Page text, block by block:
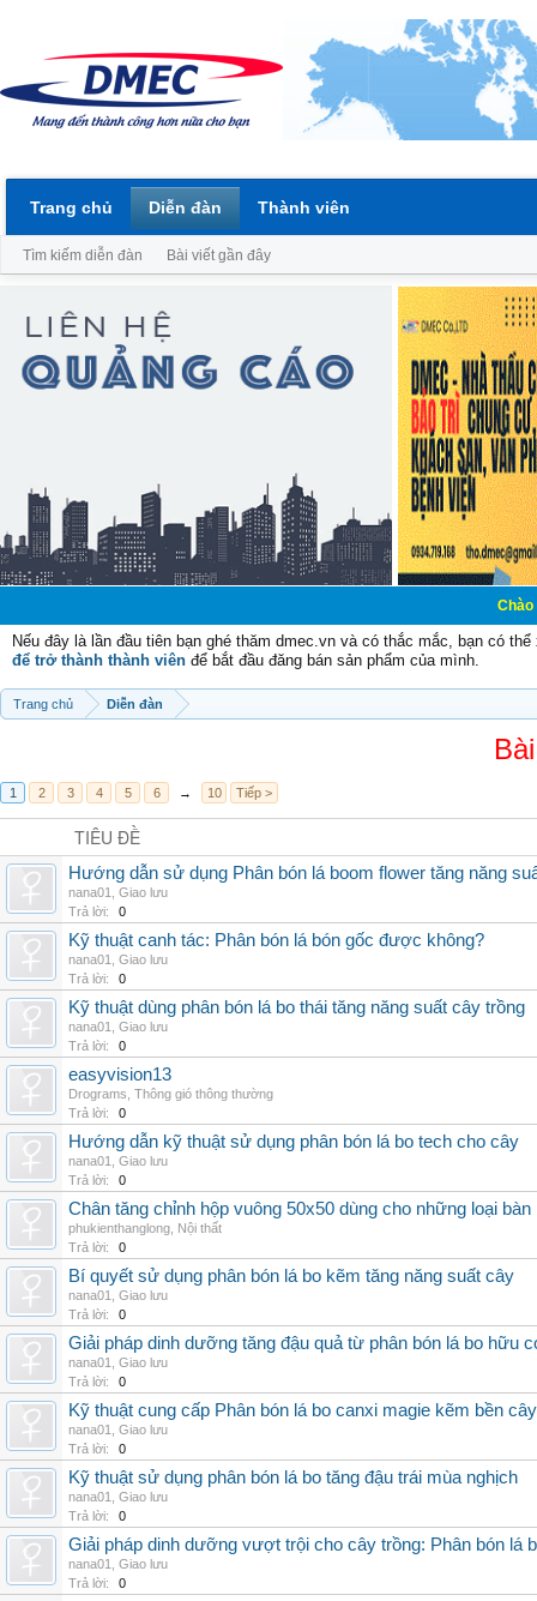
Chào mừng các
Nếu đây là lần đầu tiên bạn ghé thăm dmec.vn và có thắc mắc, bạn có
để trở thành thành viên để bắt đầu đăng bán sản phẩm của mình.
Trang chủ Diễn đàn
1 2 3 4 5 6 → 10 Tiếp >
TIÊU ĐỀ
Hướng dẫn sử dụng Phân bón lá boom flower tăng năng
nana01
Giao lưu
Trả lời:
0
Kỹ thuật canh tác: Phân bón lá bón gốc được không?
nana01
Giao lưu
Trả lời:
0
Kỹ thuật dùng phân bón lá bo thái tăng năng suất cây trồng
nana01
Giao lưu
Trả lời:
0
easyvision13
Drograms Thông gió thông thường
Trả lời:
0
Hướng dẫn kỹ thuật sử dụng phân bón lá bo tech cho cây
nana01
Giao lưu
Trả lời:
0
Chân tăng chỉnh hộp vuông 50x50 dùng cho những loại bàn
phukienthanglong Nội thất
Trả lời:
0
Bí quyết sử dụng phân bón lá bo kẽm tăng năng suất cây
nana01
Giao lưu
Trả lời:
0
Giải pháp dinh dưỡng tăng đậu quả từ phân bón lá bo hữu
nana01
Giao lưu
Trả lời:
0
Kỹ thuật cung cấp Phân bón lá bo canxi magie kẽm bền cây
nana01
Giao lưu
Trả lời:
0
Kỹ thuật sử dụng phân bón lá bo tăng đậu trái mùa nghịch
nana01
Giao lưu
Trả lời:
0
Giải pháp dinh dưỡng vượt trội cho cây trồng: Phân bón lá
nana01
Giao lưu
Trả lời:
0
Trang chủ Diễn đàn
Tìm kiếm diễn đàn Bài viết gần đây
Thành viên